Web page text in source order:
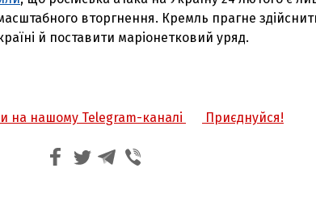
вторгнення. Кремль прагне
й поставити маріонетковий уряд.
на нашому Telegram-каналі Приєднуйся!
З'явилося відео знищеного ворожого